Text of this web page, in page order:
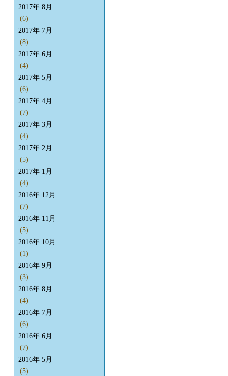
2017年 8月
(6)
2017年 7月
(8)
2017年 6月
(4)
2017年 5月
(6)
2017年 4月
(7)
2017年 3月
(4)
2017年 2月
(5)
2017年 1月
(4)
2016年 12月
(7)
2016年 11月
(5)
2016年 10月
(1)
2016年 9月
(3)
2016年 8月
(4)
2016年 7月
(6)
2016年 6月
(7)
2016年 5月
(5)